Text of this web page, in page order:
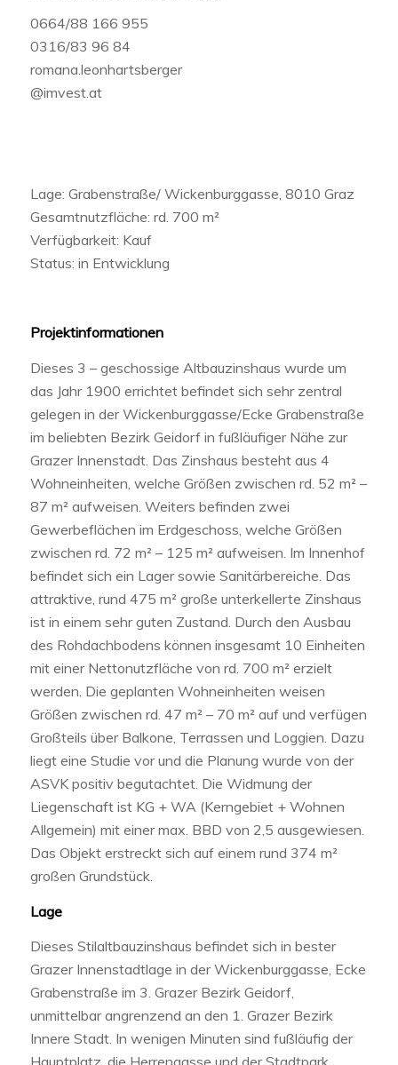
0664/88 166 955
0316/83 96 84
romana.leonhartsberger
@imvest.at
Lage: Grabenstraße/ Wickenburggasse, 8010 Graz
Gesamtnutzfläche: rd. 700 m²
Verfügbarkeit: Kauf
Status: in Entwicklung
Projektinformationen
Dieses 3 – geschossige Altbauzinshaus wurde um
das Jahr 1900 errichtet befindet sich sehr zentral
gelegen in der Wickenburggasse/Ecke Grabenstraße
im beliebten Bezirk Geidorf in fußläufiger Nähe zur
Grazer Innenstadt. Das Zinshaus besteht aus 4
Wohneinheiten, welche Größen zwischen rd. 52 m² –
87 m² aufweisen. Weiters befinden zwei
Gewerbeflächen im Erdgeschoss, welche Größen
zwischen rd. 72 m² – 125 m² aufweisen. Im Innenhof
befindet sich ein Lager sowie Sanitärbereiche. Das
attraktive, rund 475 m² große unterkellerte Zinshaus
ist in einem sehr guten Zustand. Durch den Ausbau
des Rohdachbodens können insgesamt 10 Einheiten
mit einer Nettonutzfläche von rd. 700 m² erzielt
werden. Die geplanten Wohneinheiten weisen
Größen zwischen rd. 47 m² – 70 m² auf und verfügen
Großteils über Balkone, Terrassen und Loggien. Dazu
liegt eine Studie vor und die Planung wurde von der
ASVK positiv begutachtet. Die Widmung der
Liegenschaft ist KG + WA (Kerngebiet + Wohnen
Allgemein) mit einer max. BBD von 2,5 ausgewiesen.
Das Objekt erstreckt sich auf einem rund 374 m²
großen Grundstück.
Lage
Dieses Stilaltbauzinshaus befindet sich in bester
Grazer Innenstadtlage in der Wickenburggasse, Ecke
Grabenstraße im 3. Grazer Bezirk Geidorf,
unmittelbar angrenzend an den 1. Grazer Bezirk
Innere Stadt. In wenigen Minuten sind fußläufig der